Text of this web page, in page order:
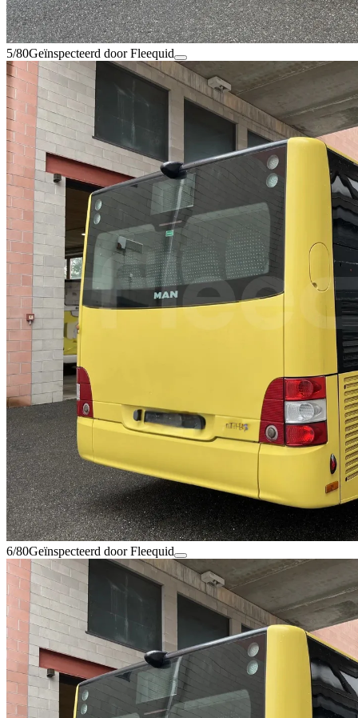
5/80Geïnspecteerd door Fleequid
6/80Geïnspecteerd door Fleequid